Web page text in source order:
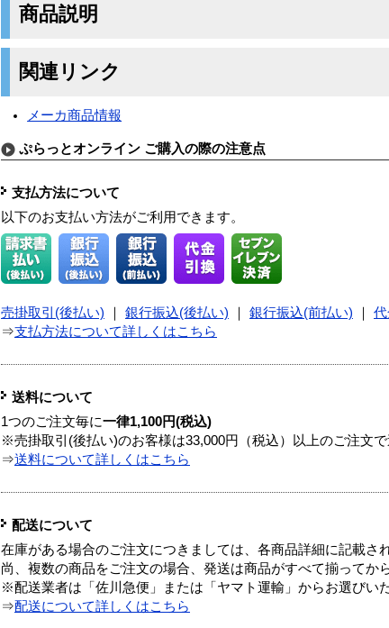
商品説明
関連リンク
メーカ商品情報
ぷらっとオンライン ご購入の際の注意点
支払方法について
以下のお支払い方法がご利用できます。
売掛取引(後払い) 銀行振込(後払い) 銀行振込(前払い)
⇒支払方法について詳しくはこちら
送料について
1つのご注文毎に一律1,100円(税込)
※売掛取引(後払い)のお客様は33,000円（税込）以上のご注文で
⇒送料について詳しくはこちら
配送について
在庫がある場合のご注文につきましては、各商品詳細に記載さ
尚、複数の商品をご注文の場合、発送は商品がすべて揃ってか
※配送業者は「佐川急便」または「ヤマト運輸」からお選びい
⇒配送について詳しくはこちら